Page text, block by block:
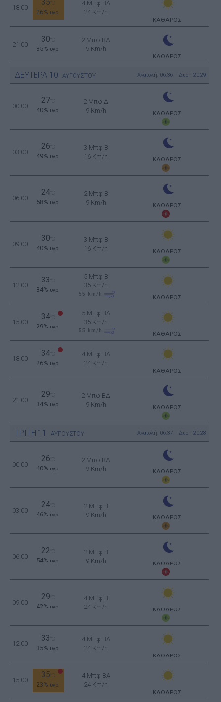
18:00
35
26% υγρ.
4 Μπφ BA
24 Km/h
ΚΑΘΑΡΟΣ
21:00
30
35% υγρ.
2 Μπφ ΒΔ
9 Km/h
ΚΑΘΑΡΟΣ
ΔΕΥΤΕΡΑ 10 ΑΥΓΟΥΣΤΟΥ Ανατολή: 06:36 - Δύση 20:29
00:00
27
40% υγρ.
2 Μπφ Δ
9 Km/h
ΚΑΘΑΡΟΣ
03:00
26
49% υγρ.
3 Μπφ B
16 Km/h
ΚΑΘΑΡΟΣ
06:00
24°C
58% υγρ.
2 Μπφ B
9 Km/h
ΚΑΘΑΡΟΣ
09:00
30
40% υγρ.
3 Μπφ B
16 Km/h
ΚΑΘΑΡΟΣ
12:00
33
34% υγρ.
5 Μπφ B
35 Km/h
55 km/h ΚΑΘΑΡΟΣ
15:00
34°C
29% υγρ.
5 Μπφ BA
35 Km/h
55 km/h ΚΑΘΑΡΟΣ
18:00
34°C
26% υγρ.
4 Μπφ BA
24 Km/h
ΚΑΘΑΡΟΣ
21:00
29
34% υγρ.
2 Μπφ ΒΔ
9 Km/h
ΚΑΘΑΡΟΣ
ΤΡΙΤΗ 11 ΑΥΓΟΥΣΤΟΥ Ανατολή: 06:37 - Δύση 20:28
00:00
26
40% υγρ.
2 Μπφ ΒΔ
9 Km/h
ΚΑΘΑΡΟΣ
03:00
24°C
46% υγρ.
2 Μπφ B
9 Km/h
ΚΑΘΑΡΟΣ
06:00
22
54% υγρ.
2 Μπφ B
9 Km/h
ΚΑΘΑΡΟΣ
09:00
29
42% υγρ.
4 Μπφ B
24 Km/h
ΚΑΘΑΡΟΣ
12:00
33
35% υγρ.
4 Μπφ BA
24 Km/h
ΚΑΘΑΡΟΣ
15:00
35
23% υγρ.
4 Μπφ BA
24 Km/h
ΚΑΘΑΡΟΣ